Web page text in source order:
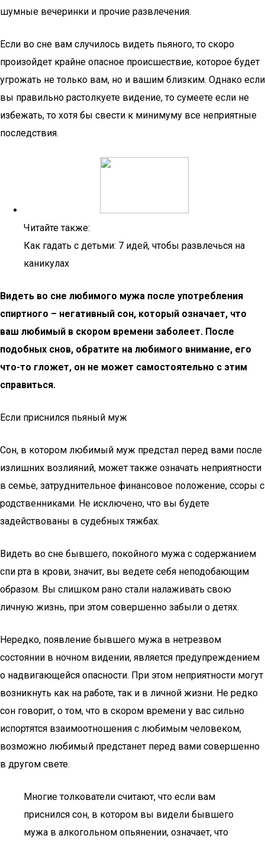
шумные вечеринки и прочие развлечения.
Если во сне вам случилось видеть пьяного, то скоро
произойдет крайне опасное происшествие, которое будет
угрожать не только вам, но и вашим близким. Однако если
вы правильно растолкуете видение, то сумеете если не
избежать, то хотя бы свести к минимуму все неприятные
последствия.
Читайте также:
Как гадать с детьми: 7 идей, чтобы развлечься на
каникулах
Видеть во сне любимого мужа после употребления
спиртного – негативный сон, который означает, что
ваш любимый в скором времени заболеет. После
подобных снов, обратите на любимого внимание, его
что-то гложет, он не может самостоятельно с этим
справиться.
Если приснился пьяный муж
Сон, в котором любимый муж предстал перед вами после
излишних возлияний, может также означать неприятности
в семье, затруднительное финансовое положение, ссоры с
родственниками. Не исключено, что вы будете
задействованы в судебных тяжбах.
Видеть во сне бывшего, покойного мужа с содержанием
спи рта в крови, значит, вы ведете себя неподобающим
образом. Вы слишком рано стали налаживать свою
личную жизнь, при этом совершенно забыли о детях.
Нередко, появление бывшего мужа в нетрезвом
состоянии в ночном видении, является предупреждением
о надвигающейся опасности. При этом неприятности могут
возникнуть как на работе, так и в личной жизни. Не редко
сон говорит, о том, что в скором времени у вас сильно
испортятся взаимоотношения с любимым человеком,
возможно любимый предстанет перед вами совершенно
в другом свете.
Многие толкователи считают, что если вам
приснился сон, в котором вы видели бывшего
мужа в алкогольном опьянении, означает, что